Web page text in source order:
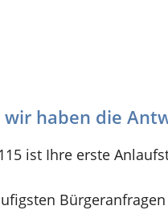
wir haben die
ist Ihre erste